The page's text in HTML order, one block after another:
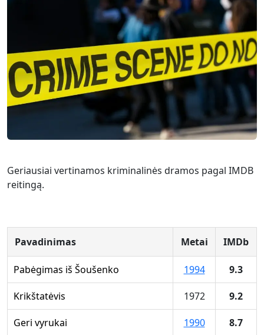
Geriausiai vertinamos kriminalinės dramos pagal IMDB
reitingą.
Pavadinimas Metai IMDb
Pabėgimas iš Šoušenko 1994 9.3
Krikštatėvis 1972 9.2
Geri vyrukai 1990 8.7